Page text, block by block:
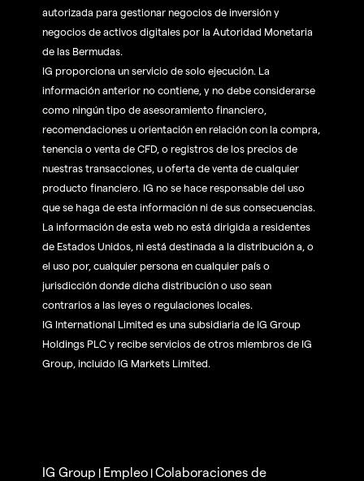
autorizada para gestionar negocios de inversión y
negocios de activos digitales por la Autoridad Monetaria
de las Bermudas.
IG proporciona un servicio de solo ejecución. La
información anterior no contiene, y no debe considerarse
como ningún tipo de asesoramiento financiero,
recomendaciones u orientación en relación con la compra,
tenencia o venta de CFD, o registros de los precios de
nuestras transacciones, u oferta de venta de cualquier
producto financiero. IG no se hace responsable del uso
que se haga de esta información ni de sus consecuencias.
La información de esta web no está dirigida a residentes
de Estados Unidos, ni está destinada a la distribución a, o
el uso por, cualquier persona en cualquier país o
jurisdicción donde dicha distribución o uso sean
contrarios a las leyes o regulaciones locales.
IG International Limited es una subsidiaria de IG Group
Holdings PLC y recibe servicios de otros miembros de IG
Group, incluido IG Markets Limited.
IG Group | Empleo |Colaboraciones de